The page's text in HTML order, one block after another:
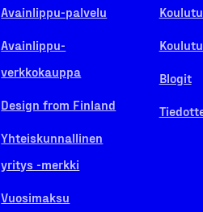
Avainlippu-palvelu
Avainlippu-
verkkokauppa
Design from Finland
Yhteiskunnallinen
yritys -merkki
Vuosimaksu
Blogit